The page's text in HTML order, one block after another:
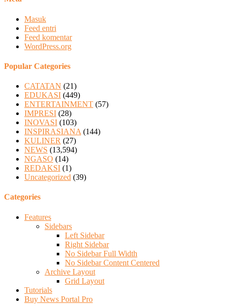
Masuk
Feed entri
Feed komentar
WordPress.org
Popular Categories
CATATAN (21)
EDUKASI (449)
ENTERTAINMENT (57)
IMPRESI (28)
INOVASI (103)
INSPIRASIANA (144)
KULINER (27)
NEWS (13,594)
NGASO (14)
REDAKSI (1)
Uncategorized (39)
Categories
Features
Sidebars
Left Sidebar
Right Sidebar
No Sidebar Full Width
No Sidebar Content Centered
Archive Layout
Grid Layout
Tutorials
Buy News Portal Pro